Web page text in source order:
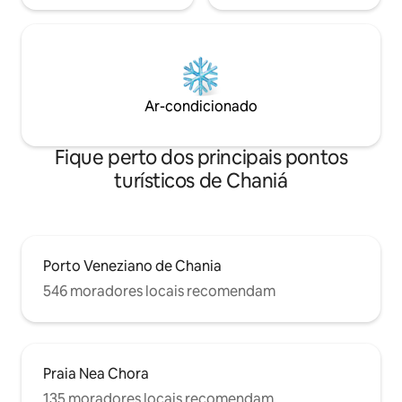
Ar-condicionado
Fique perto dos principais pontos
turísticos de Chaniá
Porto Veneziano de Chania
546 moradores locais recomendam
Praia Nea Chora